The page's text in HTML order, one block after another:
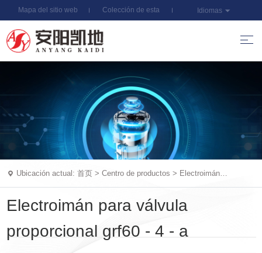
Mapa del sitio web Colección de esta Idiomas
Ubicación actual: 首页 > Centro de productos > Electroimán
Electroimán para válvula
proporcional grf60 - 4 - a